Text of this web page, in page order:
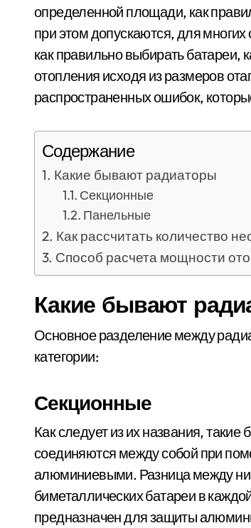
определенной площади, как
при этом допускаются, для
как правильно выбирать батареи,
отопления исходя из размеров
распространенных ошибок,
Содержание
Какие бывают радиаторы
Секционные
Панельные
Как рассчитать количество
Способ расчета мощности
Какие бывают
Основное разделение между
категории:
Секционные
Как следует из их названия,
соединяются между собой при
алюминиевыми. Разница между
биметаллических батареи в
предназначен для защиты